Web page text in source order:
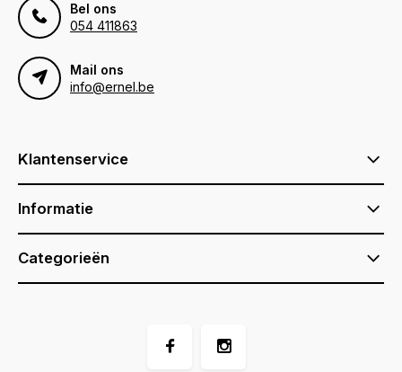
Bel ons
054 411863
Mail ons
info@ernel.be
Klantenservice
Informatie
Categorieën